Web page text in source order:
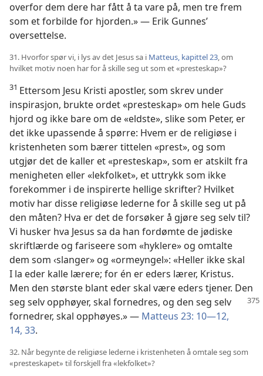
overfor dem dere har fått å ta vare på, men tre frem
som et forbilde for hjorden.» — Erik Gunnes’
oversettelse.
31. Hvorfor spør vi, i lys av det Jesus sa i Matteus, kapittel 23, om
hvilket motiv noen har for å skille seg ut som et «presteskap»?
31 Ettersom Jesu Kristi apostler, som skrev under
inspirasjon, brukte ordet «presteskap» om hele Guds
hjord og ikke bare om de «eldste», slike som Peter, er
det ikke upassende å spørre: Hvem er de religiøse i
kristenheten som bærer tittelen «prest», og som
utgjør det de kaller et «presteskap», som er atskilt fra
menigheten eller «lekfolket», et uttrykk som ikke
forekommer i de inspirerte hellige skrifter? Hvilket
motiv har disse religiøse lederne for å skille seg ut på
den måten? Hva er det de forsøker å gjøre seg selv til?
Vi husker hva Jesus sa da han fordømte de jødiske
skriftlærde og fariseere som «hyklere» og omtalte
dem som ‹slanger» og «ormeyngel»: «Heller ikke skal
I la eder kalle lærere; for én er eders lærer, Kristus.
Men den største blant eder skal være eders tjener. Den
seg selv opphøyer, skal fornedres, og den seg selv
fornedrer, skal opphøyes.» — Matteus 23: 10—12,
14, 33.
32. Når begynte de religiøse lederne i kristenheten å omtale seg som
«presteskapet» til forskjell fra «lekfolket»?